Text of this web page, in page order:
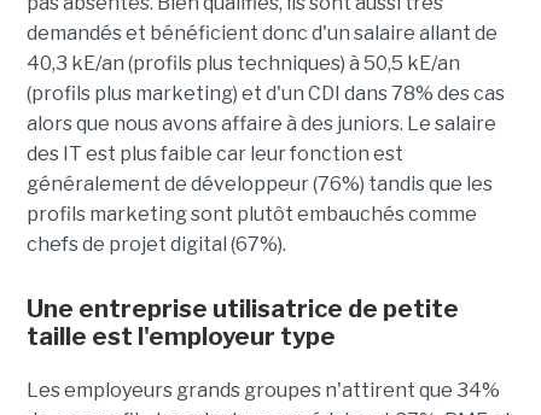
demandés et bénéficient donc d'un salaire allant de
40,3 kE/an (profils plus techniques) à 50,5 kE/an
(profils plus marketing) et d'un CDI dans 78% des cas
alors que nous avons affaire à des juniors. Le salaire
des IT est plus faible car leur fonction est
généralement de développeur (76%) tandis que les
profils marketing sont plutôt embauchés comme
chefs de projet digital (67%).
Une entreprise utilisatrice de petite
taille est l'employeur type
Les employeurs grands groupes n'attirent que 34%